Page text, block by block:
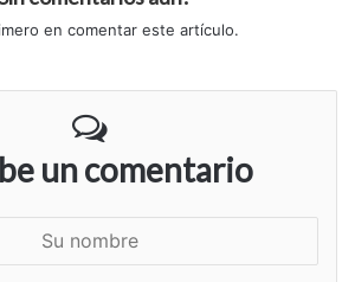
en comentar este artículo.
un comentario